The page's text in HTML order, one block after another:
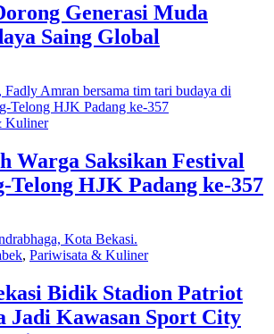
Generasi Muda
Saing Global
Kuliner
Warga Saksikan Festival
Telong HJK Padang ke-357
, Pariwisata & Kuliner
Bidik Stadion Patriot
Jadi Kawasan Sport City